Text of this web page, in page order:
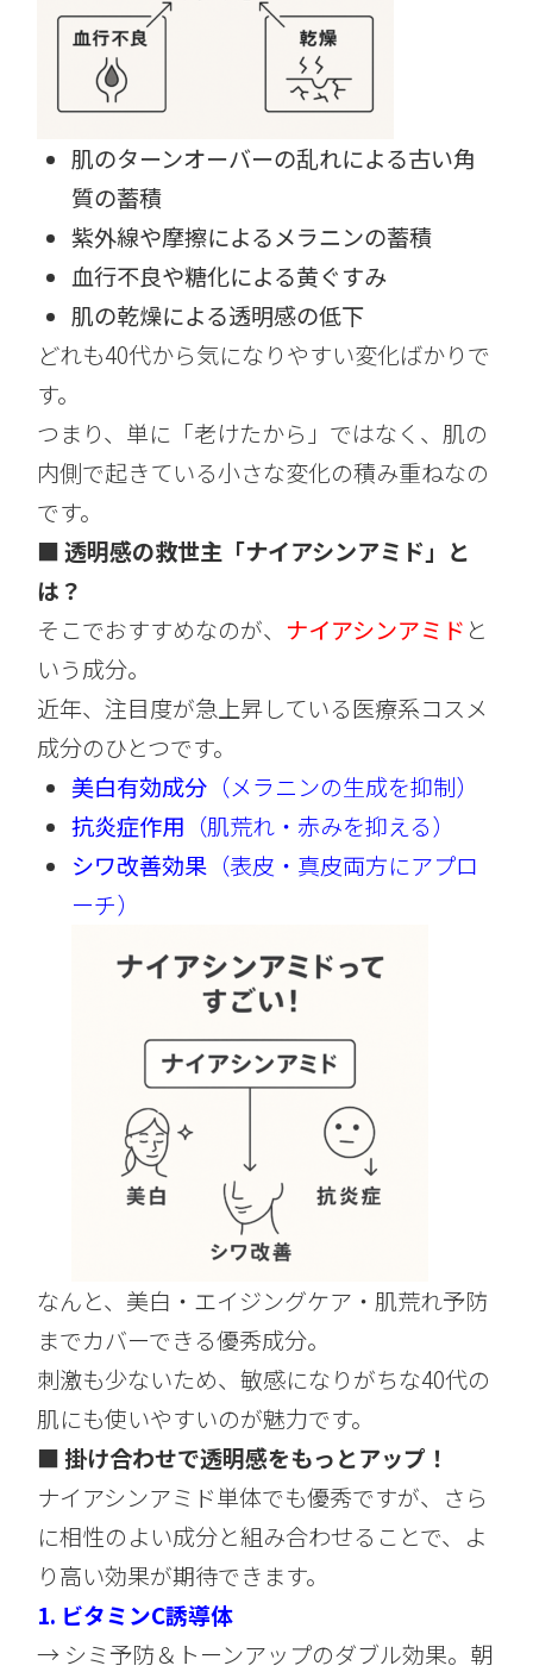
肌のターンオーバーの乱れによる古い角
質の蓄積
紫外線や摩擦によるメラニンの蓄積
血行不良や糖化による黄ぐすみ
肌の乾燥による透明感の低下
どれも40代から気になりやすい変化ばかりで
す。
つまり、単に「老けたから」ではなく、肌の
内側で起きている小さな変化の積み重ねなの
です。
■ 透明感の救世主「ナイアシンアミド」と
は？
そこでおすすめなのが、 ナイアシンアミド と
いう成分。
近年、注目度が急上昇している医療系コスメ
成分のひとつです。
美白有効成分（メラニンの生成を抑制）
抗炎症作用 （肌荒れ・赤みを抑える）
シワ改善効果（表皮・真皮両方にアプロ
ーチ）
なんと、美白・エイジングケア・肌荒れ予防
までカバーできる優秀成分。
刺激も少ないため、敏感になりがちな40代の
肌にも使いやすいのが魅力です。
■ 掛け合わせで透明感をもっとアップ！
ナイアシンアミド単体でも優秀ですが、さら
に相性のよい成分と組み合わせることで、よ
り高い効果が期待できます。
1. ビタミンC誘導体
→ シミ予防＆トーンアップのダブル効果。朝